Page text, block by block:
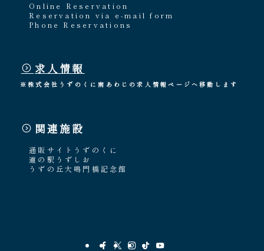
Online Reservation
Reservation via e-mail form
Phone Reservations
求人情報
※株式会社うずのくに南あわじの求人情報ページへ移動します
関連施設
通販サイトうずのくに
道の駅うずしお
うずの丘大鳴門橋記念館